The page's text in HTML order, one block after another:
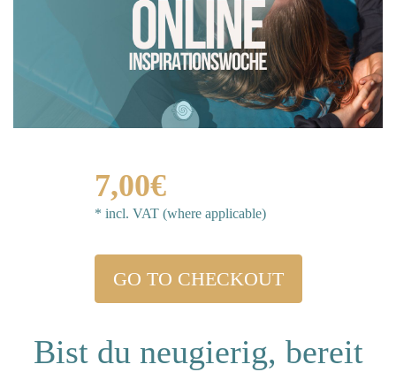
7,00€
* incl. VAT (where applicable)
GO TO CHECKOUT
Bist du neugierig, bereit